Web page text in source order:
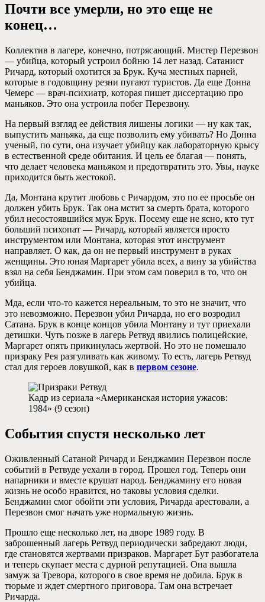
Почти все умерли, но это еще не
конец…
Коллектив в лагере, конечно, потрясающий. Мистер Перезвон
— убийца, который устроил бойню 14 лет назад. Сатанист
Ричард, который охотится за Брук. Куча местных парней,
которые в годовщину резни пугают туристов. Да еще Донна
Чемерс — врач-психиатр, которая пишет диссертацию про
маньяков. Это она устроила побег Перезвону.
На первый взгляд ее действия лишены логики — ну как так,
выпустить маньяка, да еще позволить ему убивать? Но Донна
ученый, по сути, она изучает убийцу как лабораторную крысу
в естественной среде обитания. И цель ее благая — понять,
что делает человека маньяком и предотвратить это. Увы, науке
приходится быть жестокой.
Да, Монтана крутит любовь с Ричардом, это по ее просьбе он
должен убить Брук. Так она мстит за смерть брата, которого
убил несостоявшийся муж Брук. Посему еще не ясно, кто тут
больший психопат — Ричард, который является просто
инструментом или Монтана, которая этот инструмент
направляет. О как, да он не первый инструмент в руках
женщины. Это юная Маргарет убила всех, а вину за убийства
взял на себя Бенджамин. При этом сам поверил в то, что он
убийца.
Мда, если что-то кажется нереальным, то это не значит, что
это невозможно. Перезвон убил Ричарда, но его возродил
Сатана. Брук в конце концов убила Монтану и тут приехали
детишки. Чуть позже в лагерь Ретвуд явились полицейские,
Маргарет опять прикинулась жертвой. Но это не помешало
призраку Рея разгуливать как живому. То есть, лагерь Ретвуд
стал для героев ловушкой, как в первом сезоне.
Кадр из сериала «Американская история ужасов:
1984» (9 сезон)
События спустя несколько лет
Оживленный Сатаной Ричард и Бенджамин Перезвон после
событий в Ретвуде уехали в город. Прошел год. Теперь они
напарники и вместе крушат народ. Бенджамину его новая
жизнь не особо нравится, но таковы условия сделки.
Бенджамин смог обойти эти условия, Ричарда арестовали, а
Перезвон смог начать уже нормальную жизнь.
Прошло еще несколько лет, на дворе 1989 году. В
заброшенный лагерь Ретвуд периодически забредают люди,
где становятся жертвами призраков. Маргарет Бут разбогатела
и теперь скупает места с дурной репутацией. Она вышла
замуж за Тревора, которого в свое время не добила. Брук в
тюрьме и ждет смертного приговора. Там она встречает
Ричарда.